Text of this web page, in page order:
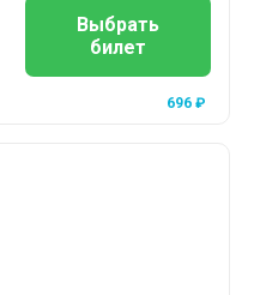
Выбрать
билет
696 ₽